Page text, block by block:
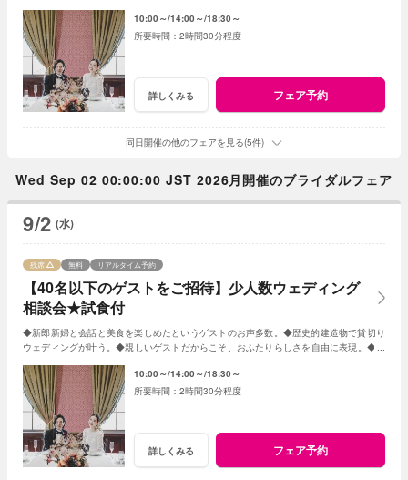
10:00～ 14:00～ 18:30～
2時間30分程度
詳しくみる フェア予約
同日開催の他のフェアを見る(5件)
Wed Sep 02 00:00:00 JST 2026月開催のブライダルフェア
9/2 (水)
【40名以下のゲストをご招待】少人数ウェディング
相談会★試食付
残席 無料 リアルタイム予約
◆新郎新婦と会話と美食を楽しめたというゲストのお声多数。◆歴史的建造物で貸切り
ウェディングが叶う。◆親しいゲストだからこそ、おふたりらしさを自由に表現。◆お
10:00～ 14:00～ 18:30～
2時間30分程度
詳しくみる フェア予約